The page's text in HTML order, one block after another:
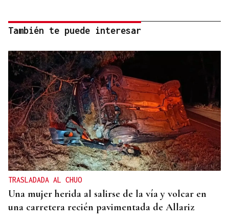
También te puede interesar
TRASLADADA AL CHUO
Una mujer herida al salirse de la vía y volcar en
una carretera recién pavimentada de Allariz